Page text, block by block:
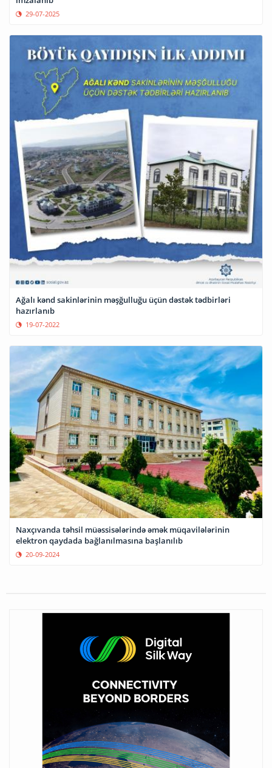
29-07-2025
Ağalı kənd sakinlərinin məşğulluğu üçün dəstək tədbirləri
hazırlanıb
19-07-2022
Naxçıvanda təhsil müəssisələrində əmək müqavilələrinin
elektron qaydada bağlanılmasına başlanılıb
20-09-2024